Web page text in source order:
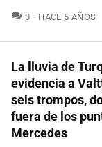
0 COMENTARIOS
HACE 5 AÑOS
La lluvia de
evidencia a
seis trompos,
fuera de los
Mercedes